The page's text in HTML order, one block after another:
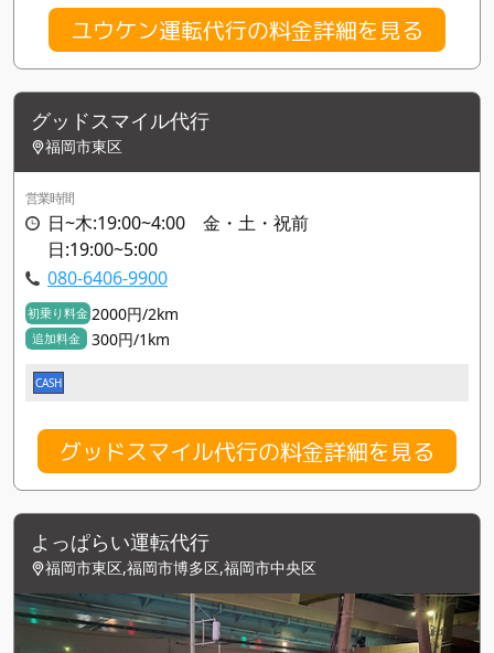
ユウケン運転代行の料金詳細を見る
グッドスマイル代行
福岡市東区
営業時間
日~木:19:00~4:00 金・土・祝前
日:19:00~5:00
080-6406-9900
初乗り料金 2000円/2km
追加料金 300円/1km
CASH
グッドスマイル代行の料金詳細を見る
よっぱらい運転代行
福岡市東区,福岡市博多区,福岡市中央区